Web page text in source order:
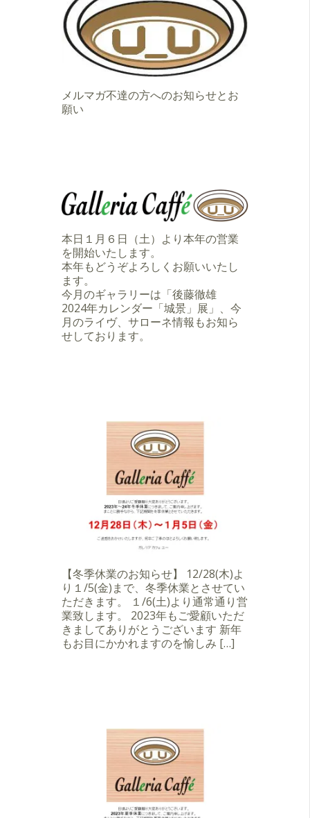
メルマガ不達の方へのお知らせとお
願い
本日１月６日（土）より本年の営業
を開始いたします。
本年もどうぞよろしくお願いいたし
ます。
今月のギャラリーは「後藤徹雄
2024年カレンダー「城景」展」、今
月のライヴ、サローネ情報もお知ら
せしております。
【冬季休業のお知らせ】 12/28(木)よ
り１/5(金)まで、冬季休業とさせてい
ただきます。 １/6(土)より通常通り営
業致します。 2023年もご愛顧いただ
きましてありがとうございます 新年
もお目にかかれますのを愉しみ […]